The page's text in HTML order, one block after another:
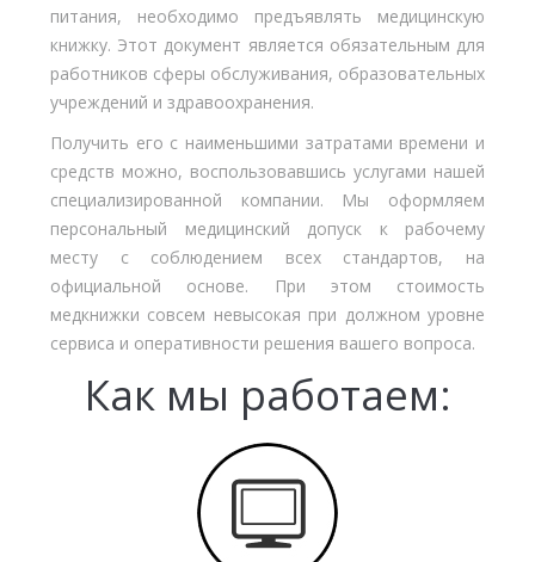
питания, необходимо предъявлять медицинскую
книжку. Этот документ является обязательным для
работников сферы обслуживания, образовательных
учреждений и здравоохранения.
Получить его с наименьшими затратами времени и
средств можно, воспользовавшись услугами нашей
специализированной компании. Мы оформляем
персональный медицинский допуск к рабочему
месту с соблюдением всех стандартов, на
официальной основе. При этом стоимость
медкнижки совсем невысокая при должном уровне
сервиса и оперативности решения вашего вопроса.
Как мы работаем: